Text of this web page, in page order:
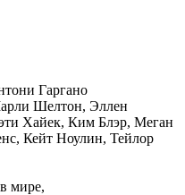
Гаргано
Шелтон, Эллен
Хайек, Ким Блэр, Меган
Кейт Ноулин, Тейлор
мире,